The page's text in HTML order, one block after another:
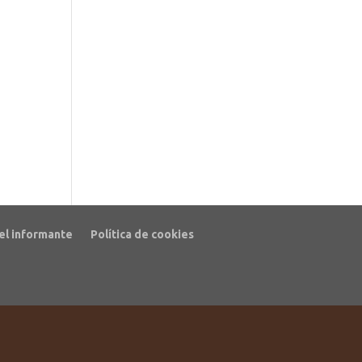
informante Política de cookies